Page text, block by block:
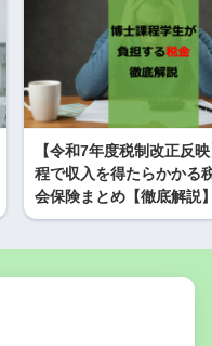
【令和7年度税制改正反
程で収入を得たらかかる
会保険まとめ【徹底解説